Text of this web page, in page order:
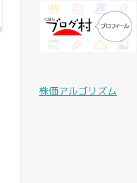
株価アルゴリズム